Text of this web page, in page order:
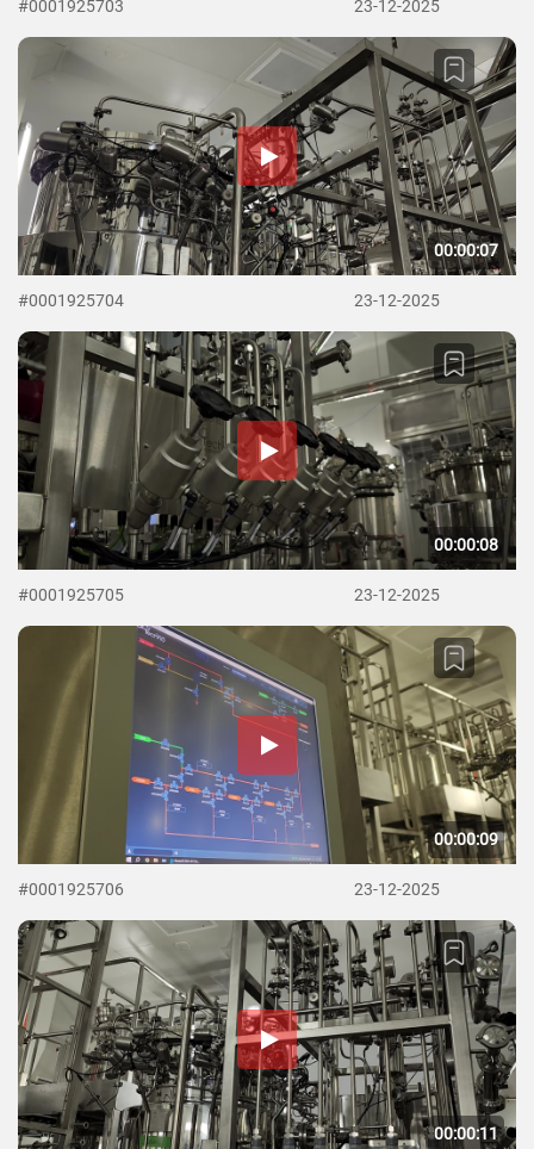
#0001925703 23-12-2025
00:00:07
#0001925704 23-12-2025
00:00:08
#0001925705 23-12-2025
00:00:09
#0001925706 23-12-2025
00:00:11